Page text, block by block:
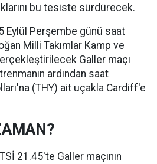
bu tesiste sürdürecek.
Eylül Perşembe günü saat
Milli Takımlar Kamp ve
Galler maçı
ardından saat
(THY) ait uçakla Cardiff'e
TSİ 21.45'te Galler maçının